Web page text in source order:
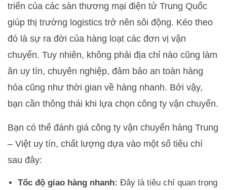
triển của các sàn thương mại điện tử Trung Quốc
giúp thị trường logistics trở nên sôi động. Kéo theo
đó là sự ra đời của hàng loạt các đơn vị vận
chuyển. Tuy nhiên, không phải địa chỉ nào cũng làm
ăn uy tín, chuyên nghiệp, đảm bảo an toàn hàng
hóa cũng như thời gian về hàng nhanh. Bởi vậy,
bạn cần thông thái khi lựa chọn công ty vận chuyển.
Bạn có thể đánh giá công ty vận chuyển hàng Trung
– Việt uy tín, chất lượng dựa vào một số tiêu chí
sau đây:
Tốc độ giao hàng nhanh: Đây là tiêu chí quan trọng